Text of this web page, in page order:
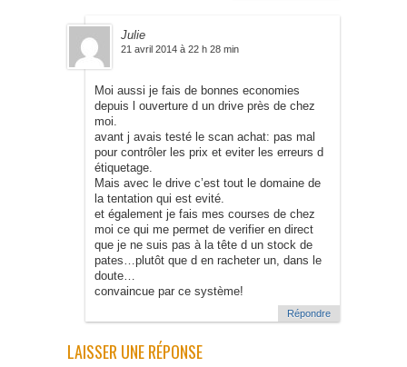
Julie
21 avril 2014 à 22 h 28 min
Moi aussi je fais de bonnes economies
depuis l ouverture d un drive près de chez
moi.
avant j avais testé le scan achat: pas mal
pour contrôler les prix et eviter les erreurs d
étiquetage.
Mais avec le drive c’est tout le domaine de
la tentation qui est evité.
et également je fais mes courses de chez
moi ce qui me permet de verifier en direct
que je ne suis pas à la tête d un stock de
pates…plutôt que d en racheter un, dans le
doute…
convaincue par ce système!
Répondre
LAISSER UNE RÉPONSE